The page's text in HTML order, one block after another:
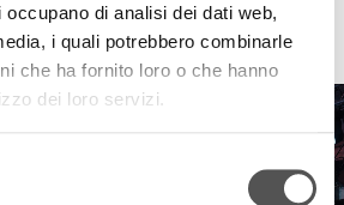
di analisi dei dati web,
i quali potrebbero combinarle
che ha fornito loro o che hanno
dei loro servizi.
Emiliana Serbatoi
Emil Level